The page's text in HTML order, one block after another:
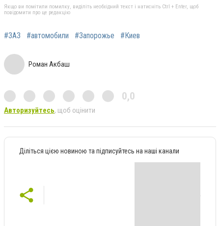
Якщо ви помітили помилку, виділіть необхідний текст і натисніть Ctrl + Enter, щоб
повідомити про це редакцію
#ЗАЗ #автомобили #Запорожье #Киев
Роман Акбаш
0,0
Авторизуйтесь, щоб оцінити
Діліться цією новиною та підписуйтесь на наші канали